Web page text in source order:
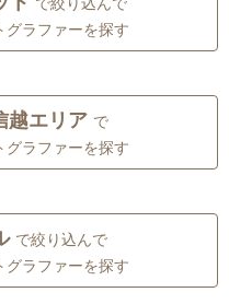
で絞り込んで
グラファーを探す
越エリア で
グラファーを探す
で絞り込んで
グラファーを探す